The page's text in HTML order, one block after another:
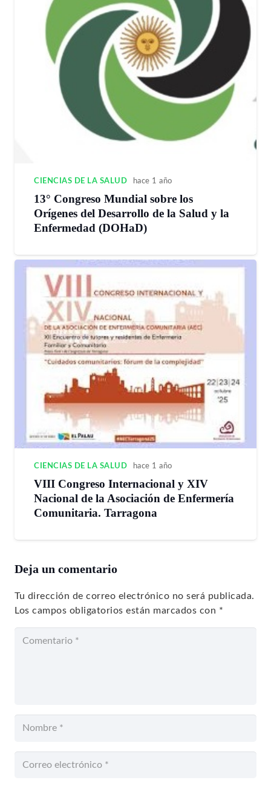
CIENCIAS DE LA SALUD hace 1 año
13° Congreso Mundial sobre los
Orígenes del Desarrollo de la Salud y la
Enfermedad (DOHaD)
CIENCIAS DE LA SALUD hace 1 año
VIII Congreso Internacional y XIV
Nacional de la Asociación de Enfermería
Comunitaria. Tarragona
Deja un comentario
Tu dirección de correo electrónico no será publicada.
Los campos obligatorios están marcados con *